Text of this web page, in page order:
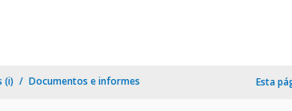
(i) Documentos e informes Esta